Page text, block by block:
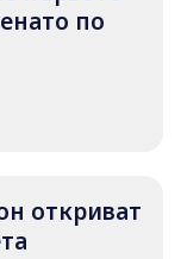
по
откриват